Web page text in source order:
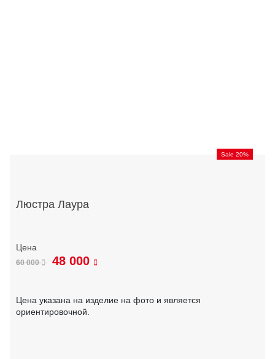
Sale 20%
Люстра Лаура
60 000 48 000
Цена указана на изделие на фото и является
ориентировочной.